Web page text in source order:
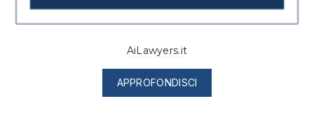
AiLawyers.it
APPROFONDISCI